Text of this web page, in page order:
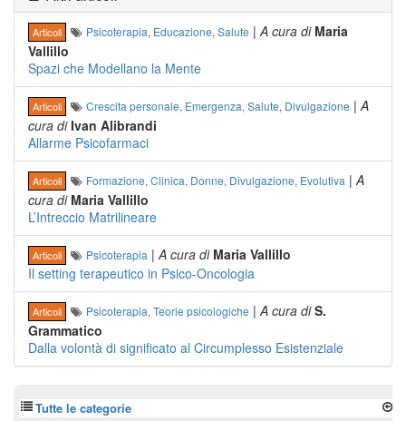
Articoli Psicoterapia, Educazione,Salute |A cura di Maria
Vallillo
Spazi che Modellano la Mente
Articoli Crescita personale, Emergenza,Salute, Divulgazione |A
cura diIvan Alibrandi
Allarme Psicofarmaci
Articoli Formazione,Clinica, Donne, Divulgazione, Evolutiva |A
cura di Maria Vallillo
L’Intreccio Matrilineare
Articoli Psicoterapia |A cura di Maria Vallillo
Il setting terapeutico in Psico-Oncologia
Articoli Psicoterapia,Teorie psicologiche |A cura diS.
Grammatico
Dalla volontà di significato al Circumplesso Esistenziale
Tutte le categorie